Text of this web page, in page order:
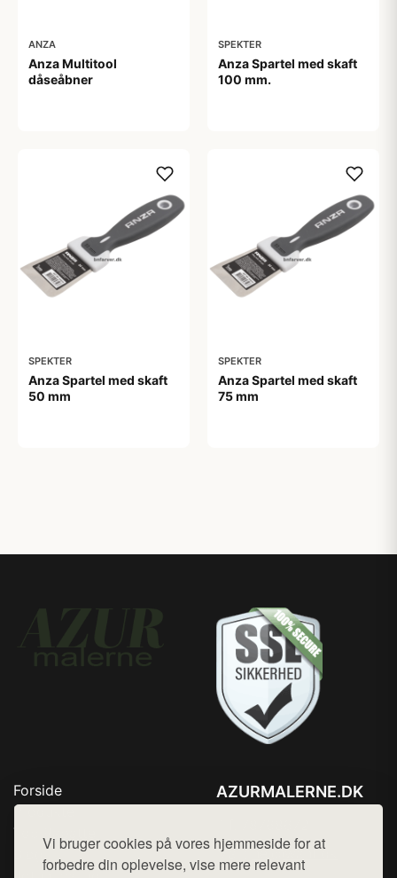
Vi bruger cookies på vores hjemmeside for at
forbedre din oplevelse, vise mere relevant
ANZA
Anza Multitool
dåseåbner
SPEKTER
Anza Spartel med skaft
100 mm.
SPEKTER
Anza Spartel med skaft
50 mm
SPEKTER
Anza Spartel med skaft
75 mm
Forside
Produkter
Top Rabatter
AZURMALERNE.DK
Mail:hej@want.dk